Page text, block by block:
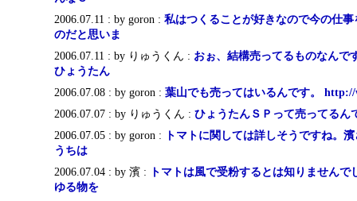
2006.07.11 : by goron : 私はつくることが好きなので今の仕
のだと思いま
2006.07.11 : by りゅうくん : おぉ、結構売ってるものなんで
ひょうたん
2006.07.08 : by goron : 葉山でも売ってはいるんです。 http://
2006.07.07 : by りゅうくん : ひょうたんＳＰって売ってる
2006.07.05 : by goron :
トマトに関しては詳しそうですね。
うちは
2006.07.04 : by 濱 :
トマトは風で受粉するとは知りませんで
ゆる物を